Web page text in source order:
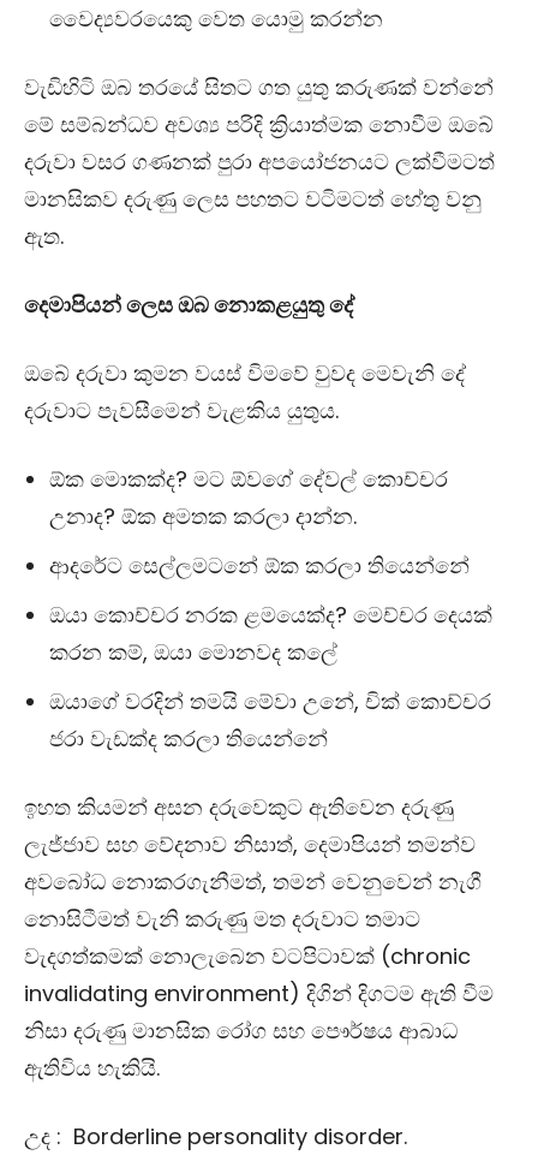
වෛද්‍යවරයෙකු වෙත යොමු කරන්න
වැඩිහිටි ඔබ තරයේ සිතට ගත යුතු කරුණක් වන්නේ
මේ සම්බන්ධව අවශ්‍ය පරිදි ක්‍රියාත්මක නොවීම ඔබේ
දරුවා වසර ගණනක් පුරා අපයෝජනයට ලක්වීමටත්
මානසිකව දරුණු ලෙස පහතට වටිමටත් හේතු වනු
ඇත.
දෙමාපියන් ලෙස ඔබ නොකළයුතු දේ
ඔබේ දරුවා කුමන වයස් විමවේ වුවද මෙවැනි දේ
දරුවාට පැවසීමෙන් වැළකිය යුතුය.
ඕක මොකක්ද? මට ඕවගේ දේවල් කොච්චර
උනාද? ඕක අමතක කරලා දාන්න.
ආදරේට සෙල්ලමටනේ ඕක කරලා තියෙන්නේ
ඔයා කොච්චර නරක ළමයෙක්ද? මෙච්චර දෙයක්
කරන කම්, ඔයා මොනවද කලේ
ඔයාගේ වරදින් තමයි මේවා උනේ, චික් කොච්චර
ජරා වැඩක්ද කරලා තියෙන්නේ
ඉහත කියමන් අසන දරුවෙකුට ඇතිවෙන දරුණු
ලැජ්ජාව සහ වේදනාව නිසාත්, දෙමාපියන් තමන්ව
අවබෝධ නොකරගැනීමත්, තමන් වෙනුවෙන් නැගී
නොසිටීමත් වැනි කරුණු මත දරුවාට තමාට
වැදගත්කමක් නොලැබෙන වටපිටාවක් (chronic
invalidating environment) දිගින් දිගටම ඇති වීම
නිසා දරුණු මානසික රෝග සහ පෞර්ෂය ආබාධ
ඇතිවිය හැකියි.
උද : Borderline personality disorder.